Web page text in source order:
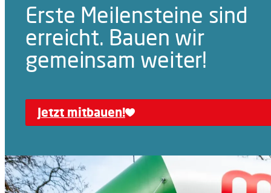
Erste Meilensteine sind
erreicht. Bauen wir
gemeinsam weiter!
Jetzt mitbauen!